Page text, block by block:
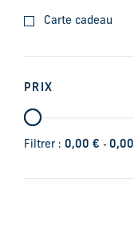
Carte cadeau
PRIX
Filtrer : 0,00 € - 0,00